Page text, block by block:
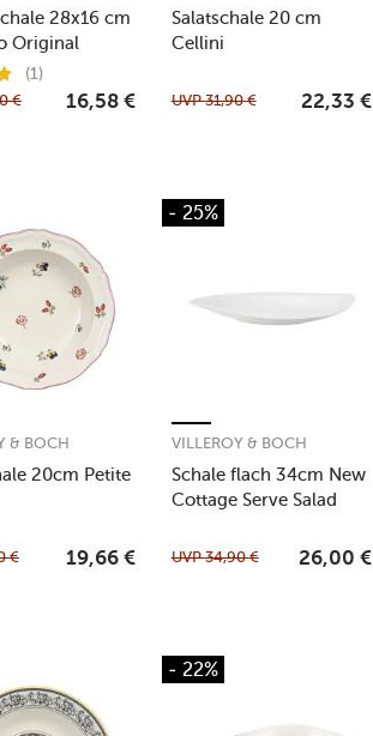
28x16 cm
Original
(1)
€ 16,58 €
Salatschale 20 cm
Cellini
UVP31,90 € 22,33 €
20cm Petite
& BOCH
€ 19,66 €
- 25%
Schale flach 34cm New
Cottage Serve Salad
VILLEROY & BOCH
UVP34,90 € 26,00 €
- 22%